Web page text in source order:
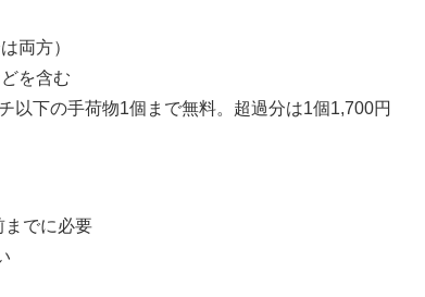
両方）
を含む
以下の手荷物1個まで無料。超過分は1個1,700円
までに必要